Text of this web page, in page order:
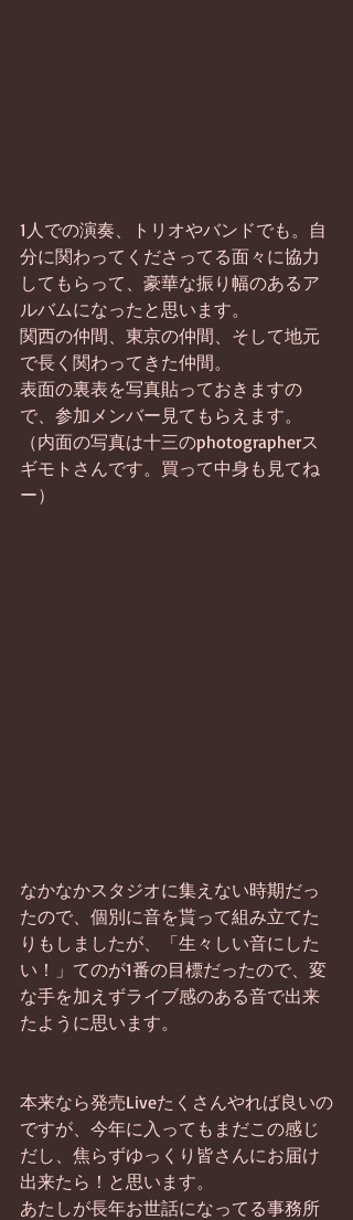
1人での演奏、トリオやバンドでも。自
分に関わってくださってる面々に協力
してもらって、豪華な振り幅のあるア
ルバムになったと思います。
関西の仲間、東京の仲間、そして地元
で長く関わってきた仲間。
表面の裏表を写真貼っておきますの
で、参加メンバー見てもらえます。
（内面の写真は十三のphotographerス
ギモトさんです。買って中身も見てね
ー）
なかなかスタジオに集えない時期だっ
たので、個別に音を貰って組み立てた
りもしましたが、「生々しい音にした
い！」てのが1番の目標だったので、変
な手を加えずライブ感のある音で出来
たように思います。
本来なら発売Liveたくさんやれば良いの
ですが、今年に入ってもまだこの感じ
だし、焦らずゆっくり皆さんにお届け
出来たら！と思います。
あたしが長年お世話になってる事務所